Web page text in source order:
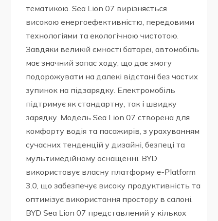
тематикою. Sea Lion 07 вирізняється
високою енергоефективністю, передовими
технологіями та екологічною чистотою.
Завдяки великій ємності батареї, автомобіль
має значний запас ходу, що дає змогу
подорожувати на далекі відстані без частих
зупинок на підзарядку. Електромобіль
підтримує як стандартну, так і швидку
зарядку. Модель Sea Lion 07 створена для
комфорту водія та пасажирів, з урахуванням
сучасних тенденцій у дизайні, безпеці та
мультимедійному оснащенні. BYD
використовує власну платформу e-Platform
3.0, що забезпечує високу продуктивність та
оптимізує використання простору в салоні.
BYD Sea Lion 07 представлений у кількох